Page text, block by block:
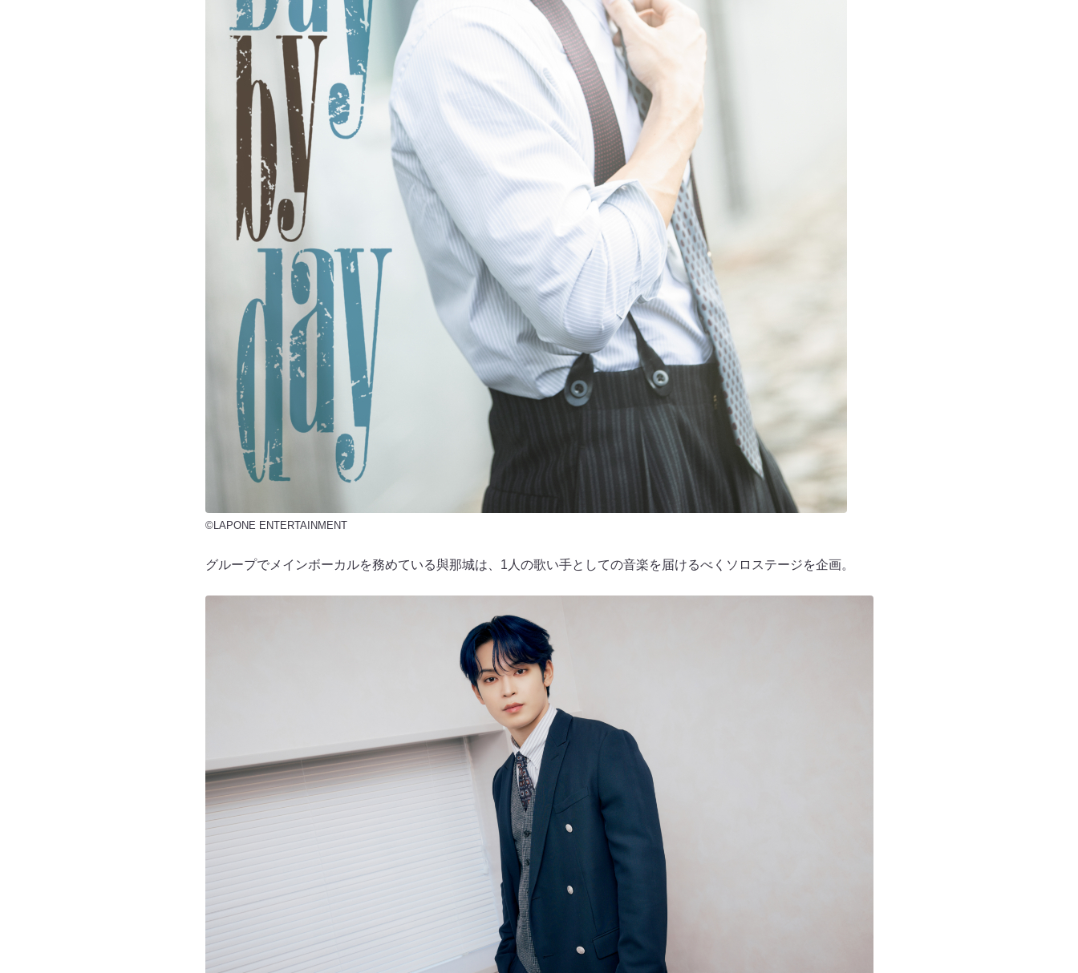
©LAPONE ENTERTAINMENT
グループでメインボーカルを務めている與那城は、1人の歌い手としての音楽を届けるべくソロステージを企画。